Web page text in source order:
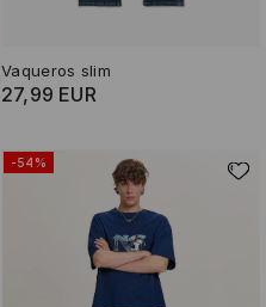
Vaqueros slim
27,99 EUR
-54%